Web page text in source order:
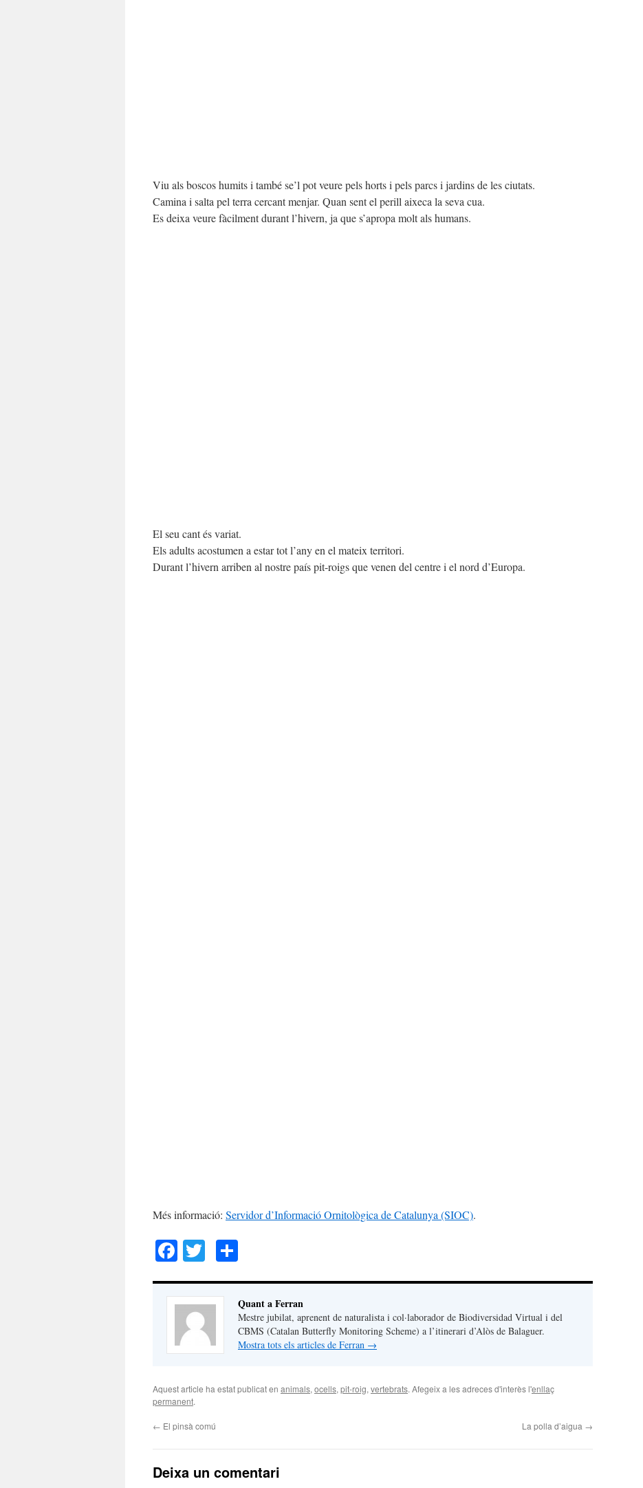
Viu als boscos humits i també se’l pot veure pels horts i pels parcs i jardins de les ciutats.
Camina i salta pel terra cercant menjar. Quan sent el perill aixeca la seva cua.
Es deixa veure fàcilment durant l’hivern, ja que s’apropa molt als humans.
El seu cant és variat.
Els adults acostumen a estar tot l’any en el mateix territori.
Durant l’hivern arriben al nostre país pit-roigs que venen del centre i el nord d’Europa.
Més informació: Servidor d’Informació Ornitològica de Catalunya (SIOC).
Facebook
Twitter
Quant a Ferran
Mestre jubilat, aprenent de naturalista i col·laborador de Biodiversidad Virtual i del
CBMS (Catalan Butterfly Monitoring Scheme) a l’itinerari d’Alòs de Balaguer.
Mostra tots els articles de Ferran →
Aquest article ha estat publicat en animals,ocells,pit-roig,vertebrats. Afegeix a les adreces d'interès l'enllaç
permanent.
← El pinsà comú La polla d’aigua →
Deixa un comentari